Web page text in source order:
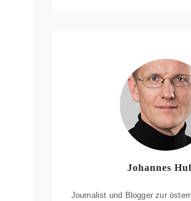
Johannes
Journalist und Blogger zur